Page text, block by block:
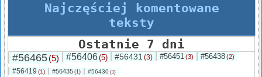
Najczęściej komentowane
teksty
Ostatnie 7 dni
#56465(5) #56406(5) #56431 (3) #56451(3) #56438(2)
#56419 (1) #56435 (1) #56430 (1)